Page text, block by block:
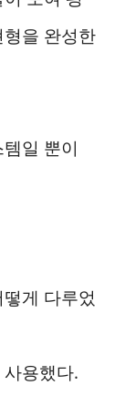
을 완성한
일 뿐이
게 다루었
용했다.